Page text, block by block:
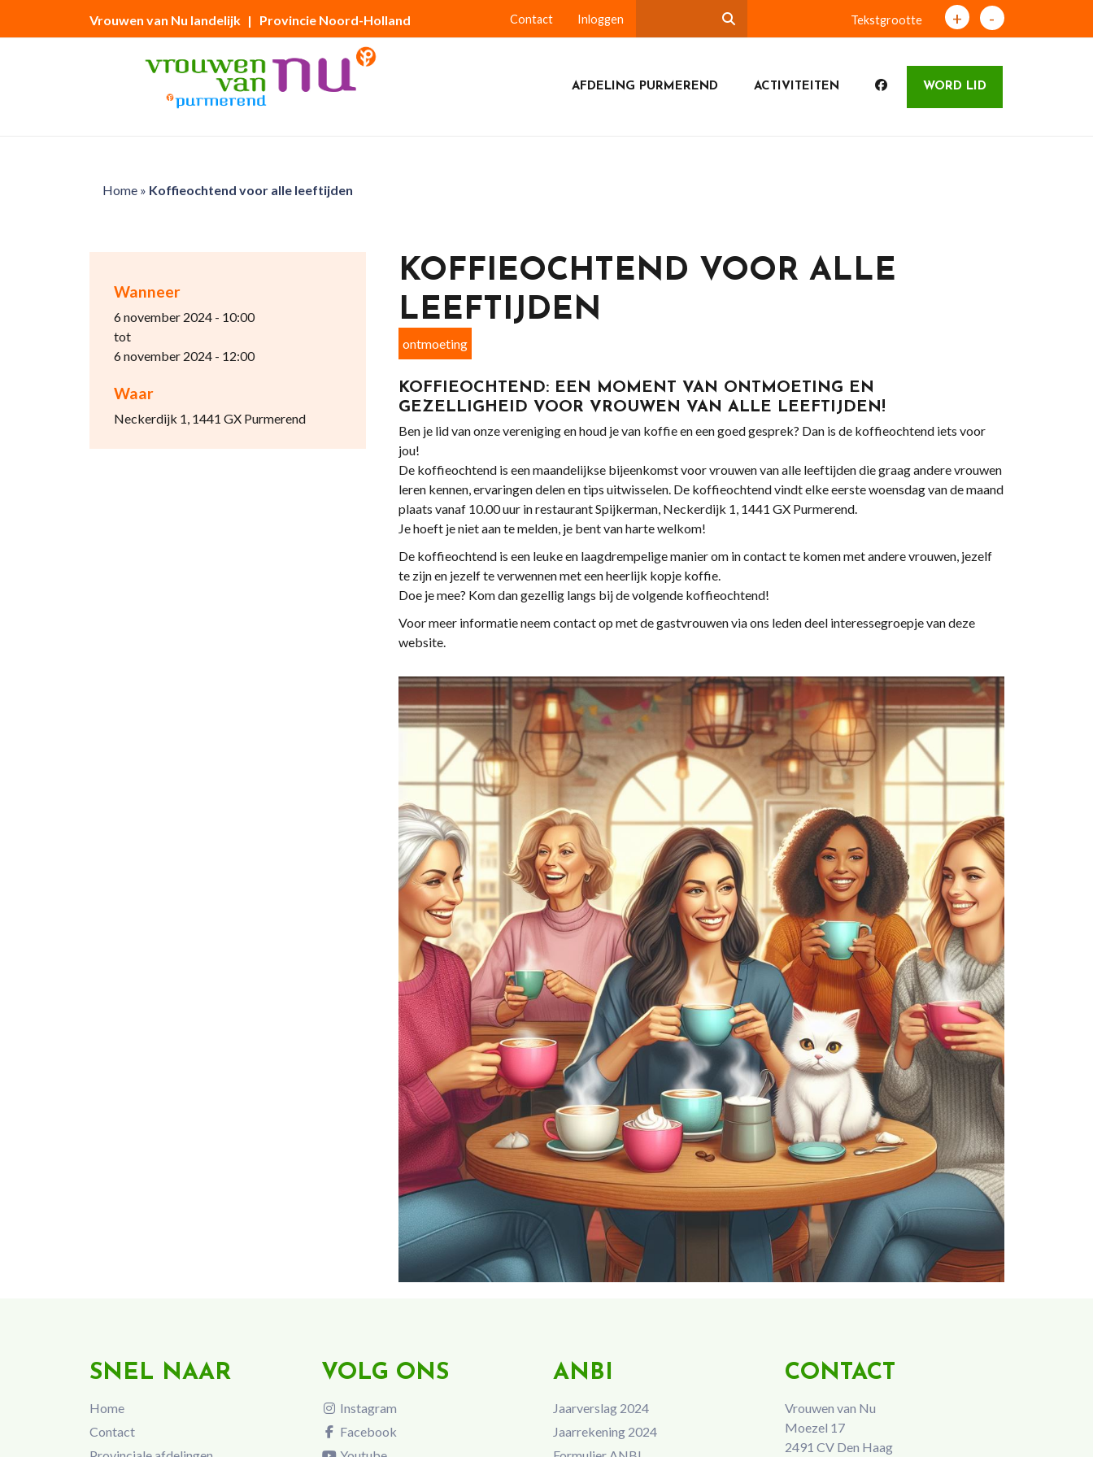
Vrouwen van Nu landelijk | Provincie Noord-Holland Contact Inloggen Tekstgrootte + -
AFDELING PURMEREND ACTIVITEITEN WORD LID
Home» Koffieochtend voor alle leeftijden
Wanneer
6 november 2024 - 10:00
tot
6 november 2024 - 12:00
Waar
Neckerdijk 1, 1441 GX Purmerend
KOFFIEOCHTEND VOOR ALLE
LEEFTIJDEN
ontmoeting
KOFFIEOCHTEND: EEN MOMENT VAN ONTMOETING EN
GEZELLIGHEID VOOR VROUWEN VAN ALLE LEEFTIJDEN!
Ben je lid van onze vereniging en houd je van koffie en een goed gesprek? Dan is de koffieochtend iets voor
jou!
De koffieochtend is een maandelijkse bijeenkomst voor vrouwen van alle leeftijden die graag andere vrouwen
leren kennen, ervaringen delen en tips uitwisselen. De koffieochtend vindt elke eerste woensdag van de maand
plaats vanaf 10.00 uur in restaurant Spijkerman, Neckerdijk 1, 1441 GX Purmerend.
Je hoeft je niet aan te melden, je bent van harte welkom!
De koffieochtend is een leuke en laagdrempelige manier om in contact te komen met andere vrouwen, jezelf
te zijn en jezelf te verwennen met een heerlijk kopje koffie.
Doe je mee? Kom dan gezellig langs bij de volgende koffieochtend!
Voor meer informatie neem contact op met de gastvrouwen via ons leden deel interessegroepje van deze
website.
SNEL NAAR
Home
Contact
VOLG ONS
Instagram
Facebook
ANBI
Jaarverslag 2024
Jaarrekening 2024
CONTACT
Vrouwen van Nu
Moezel 17
2491 CV Den Haag